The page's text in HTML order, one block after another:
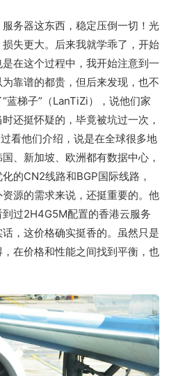
务器这东西，稳定压倒一切！光
失更大。后来我就学乖了，开始
在这个过程中，我开始注意到一
靠谱的都贵，但后来发现，也不
蓝梯子”（LanTiZi），说他们家
还挺怀疑的，毕竟被坑过一次，
看他们介绍，说是在全球很多地
、新加坡、欧洲都有数据中心，
的CN2线路和BGP国际线路，
源的需求来说，还挺重要的。他
过2H4G5M配置的香港云服务
，这价格确实挺香的。虽然只是
在价格和性能之间找到平衡，也